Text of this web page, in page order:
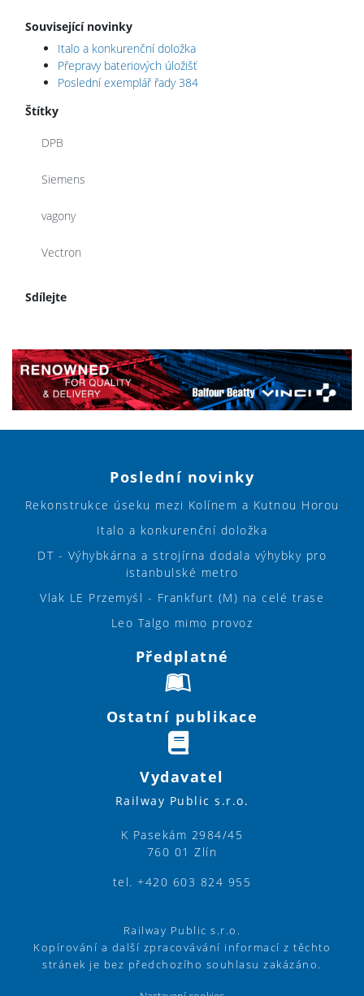
Související novinky
Italo a konkurenční doložka
Přepravy bateriových úložišť
Poslední exemplář řady 384
Štítky
DPB
Siemens
vagony
Vectron
Sdílejte
Poslední novinky
Rekonstrukce úseku mezi Kolínem a Kutnou Horou
Italo a konkurenční doložka
DT - Výhybkárna a strojírna dodala výhybky pro
istanbulské metro
Vlak LE Przemyśl - Frankfurt (M) na celé trase
Leo Talgo mimo provoz
Předplatné
Ostatní publikace
Vydavatel
Railway Public s.r.o.
K Pasekám 2984/45
760 01 Zlín
tel. +420 603 824 955
Railway Public s.r.o.
Kopírování a další zpracovávání informací z těchto
stránek je bez předchozího souhlasu zakázáno.